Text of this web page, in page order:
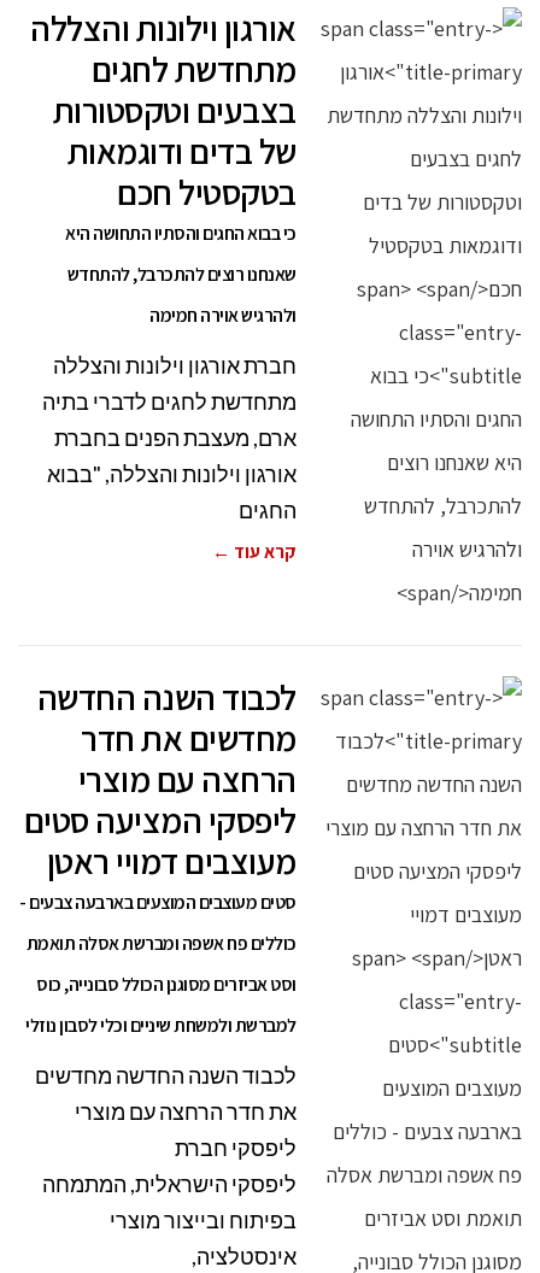
אורגון וילונות והצללה
מתחדשת לחגים
בצבעים וטקסטורות
של בדים ודוגמאות
בטקסטיל חכם
כי בבוא החגים והסתיו התחושה היא
שאנחנו רוצים להתכרבל, להתחדש
ולהרגיש אוירה חמימה
חברת אורגון וילונות והצללה
מתחדשת לחגים לדברי בתיה
ארם, מעצבת הפנים בחברת
אורגון וילונות והצללה, "בבוא
החגים
קרא עוד ←
לכבוד השנה החדשה
מחדשים את חדר
הרחצה עם מוצרי
ליפסקי המציעה סטים
מעוצבים דמויי ראטן
סטים מעוצבים המוצעים בארבעה צבעים -
כוללים פח אשפה ומברשת אסלה תואמת
וסט אביזרים מסוגנן הכולל סבונייה, כוס
למברשת ולמשחת שיניים וכלי לסבון נוזלי
לכבוד השנה החדשה מחדשים
את חדר הרחצה עם מוצרי
ליפסקי חברת
ליפסקי הישראלית, המתמחה
בפיתוח ובייצור מוצרי
אינסטלציה,